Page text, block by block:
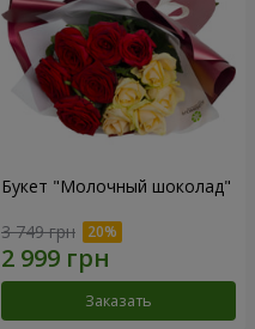
Букет "Молочный шоколад"
3 749 грн
Заказать